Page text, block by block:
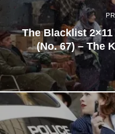
The Blacklist
(No. 67) – The